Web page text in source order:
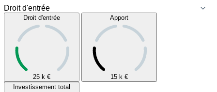
Droit d'entrée
25 k €
Apport
15 k €
Investissement total